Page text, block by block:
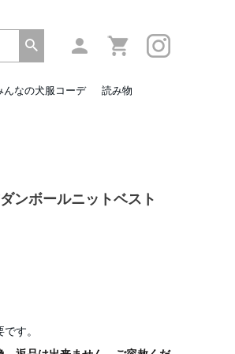
んなの犬服コーデ 読み物
ンボールニットベスト
す。